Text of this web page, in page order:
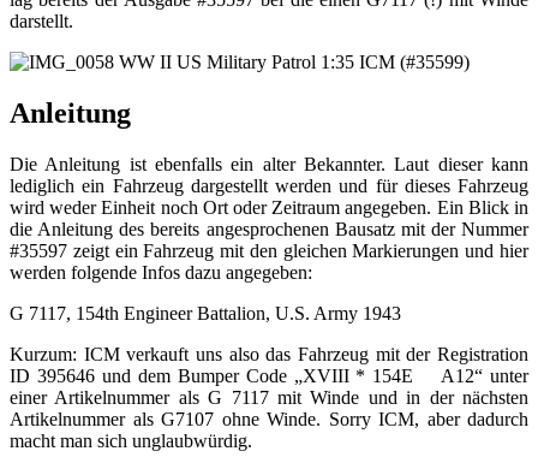
darstellt.
Anleitung
Die Anleitung ist ebenfalls ein alter Bekannter. Laut dieser kann
lediglich ein Fahrzeug dargestellt werden und für dieses Fahrzeug
wird weder Einheit noch Ort oder Zeitraum angegeben. Ein Blick in
die Anleitung des bereits angesprochenen Bausatz mit der Nummer
#35597 zeigt ein Fahrzeug mit den gleichen Markierungen und hier
werden folgende Infos dazu angegeben:
G 7117, 154th Engineer Battalion, U.S. Army 1943
Kurzum: ICM verkauft uns also das Fahrzeug mit der Registration
ID 395646 und dem Bumper Code „XVIII * 154E A12“ unter
einer Artikelnummer als G 7117 mit Winde und in der nächsten
Artikelnummer als G7107 ohne Winde. Sorry ICM, aber dadurch
macht man sich unglaubwürdig.